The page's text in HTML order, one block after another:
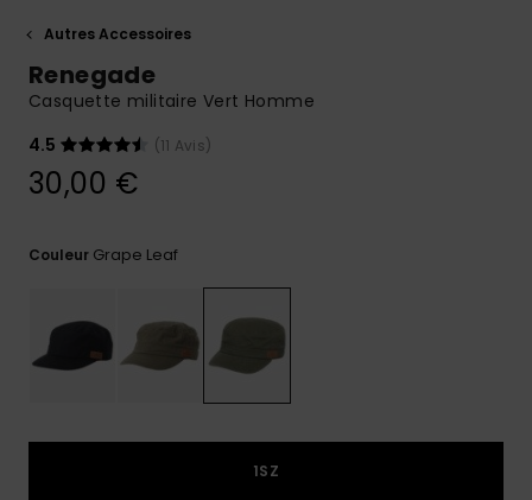
obtenir la
à votre
Démarrer
des
réponses
les plus
fréquentes
et notre
contact.
Consulter
Autres Accessoires
Renegade
Casquette militaire Vert Homme
4.5
(11 Avis)
30,00 €
Couleur Grape Leaf
1SZ